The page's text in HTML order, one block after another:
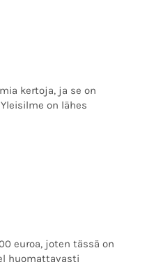
kertoja, ja se on
on lähes
euroa, joten tässä on
huomattavasti